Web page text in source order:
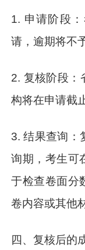
1. 申请阶段
请，逾期将不
2. 复核阶段：
构将在申请截
3. 结果查询：
询期，考生可
于检查卷面分
卷内容或其他
四、复核后的